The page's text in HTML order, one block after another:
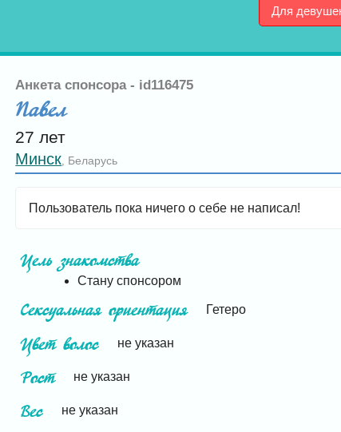
Для
Анкета спонсора - id116475
Павел
27 лет
Минск Беларусь
Пользователь пока ничего о себе не написал!
Цель знакомства
Стану спонсором
Сексуальная ориентация Гетеро
Цвет волос не указан
Рост не указан
Вес не указан